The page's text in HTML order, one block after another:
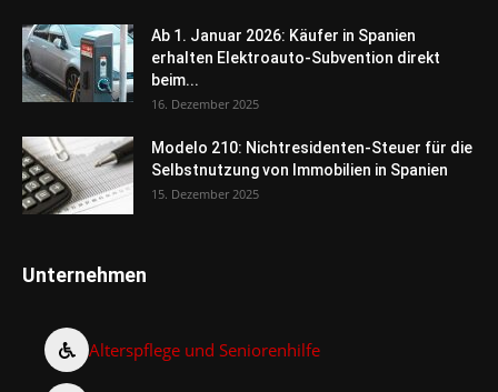
Ab 1. Januar 2026: Käufer in Spanien
erhalten Elektroauto-Subvention direkt
beim...
16. Dezember 2025
Modelo 210: Nichtresidenten-Steuer für die
Selbstnutzung von Immobilien in Spanien
15. Dezember 2025
Unternehmen
Alterspflege und Seniorenhilfe